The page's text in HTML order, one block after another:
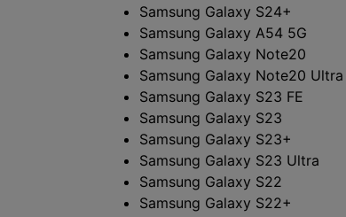
Samsung Galaxy S24+
Samsung Galaxy A54 5G
Samsung Galaxy Note20
Samsung Galaxy Note20 Ultra
Samsung Galaxy S23 FE
Samsung Galaxy S23
Samsung Galaxy S23+
Samsung Galaxy S23 Ultra
Samsung Galaxy S22
Samsung Galaxy S22+